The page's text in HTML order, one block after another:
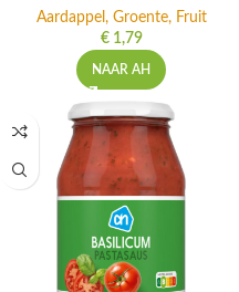
Aardappel, Groente, Fruit
€1,79
NAAR AH